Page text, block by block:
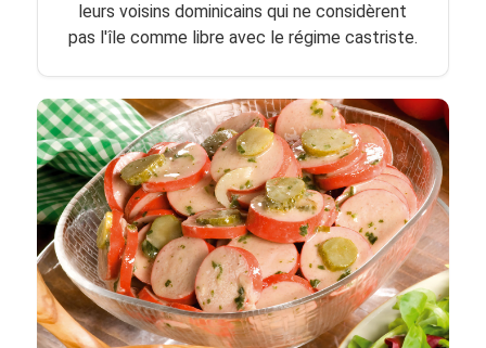
leurs voisins dominicains qui ne considèrent
pas l'île comme libre avec le régime castriste.